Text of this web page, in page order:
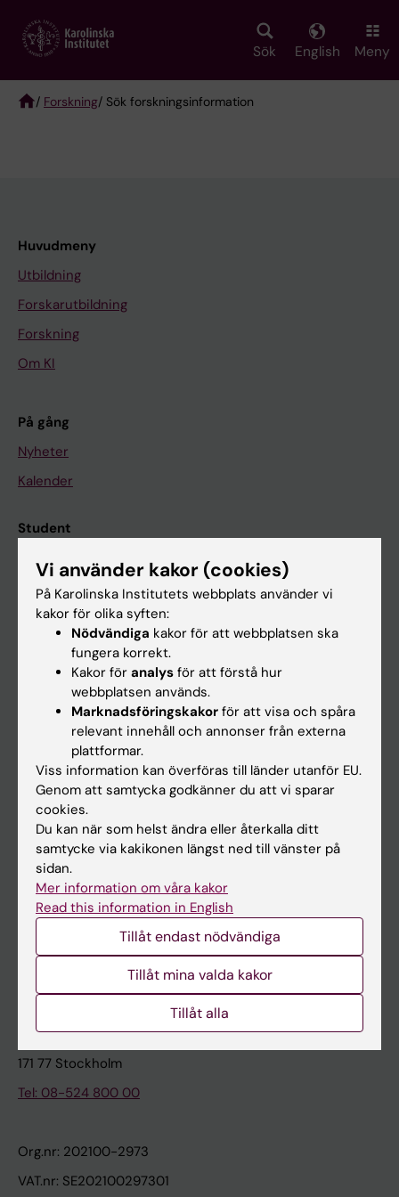
main
Sök English Meny
/ Forskning/ Sök forskningsinformation
Huvudmeny
Utbildning
Forskarutbildning
Forskning
Om KI
På gång
Nyheter
Kalender
Student
Ladok
Canvas
Schema
Studentmejlen
Kurs- och programwebbar
Student på KI
Medarbetare
Medarbetarportalen
Kontakta och besök KI
Universitetsbiblioteket
Stöd forskning och utbildning
Karolinska Institutet Innovation
Kontakta presstjänsten
Karolinska Institutet
171 77 Stockholm
Tel: 08-524 800 00
Org.nr: 202100-2973
VAT.nr: SE202100297301
Vi använder kakor (cookies)
På Karolinska Institutets webbplats använder vi
kakor för olika syften:
Nödvändiga kakor för att webbplatsen ska
fungera korrekt.
Kakor för analys för att förstå hur
webbplatsen används.
Marknadsföringskakor för att visa och spåra
relevant innehåll och annonser från externa
plattformar.
Viss information kan överföras till länder utanför EU.
Genom att samtycka godkänner du att vi sparar
cookies.
Du kan när som helst ändra eller återkalla ditt
samtycke via kakikonen längst ned till vänster på
sidan.
Mer information om våra kakor
Read this information in English
Tillåt endast nödvändiga
Tillåt mina valda kakor
Tillåt alla